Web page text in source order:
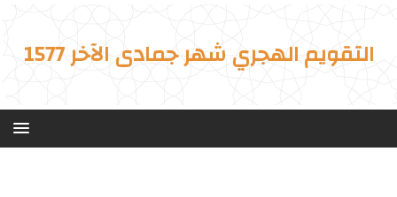
التقويم الهجري شهر جمادى الآخر 1577